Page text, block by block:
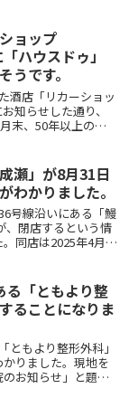
くの間お休みさせ
て...
ョップ
ハウスドゥ」
うです。
酒店「リカーショッ
知らせした通り、
末、50年以上の歴
ことがわかりまし
瀬」が8月31日
わかりました。
号線沿いにある「鰻
、閉店するという情
同店は2025年4月、
もお知らせしまし
る「ともより整
ることになりま
ともより整形外科」
りました。現地を
お知らせ」と題し